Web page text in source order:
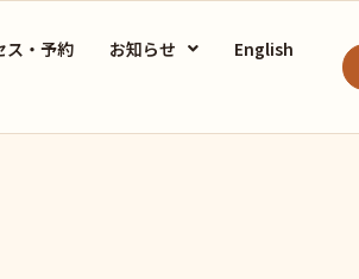
ス・予約 お知らせ English